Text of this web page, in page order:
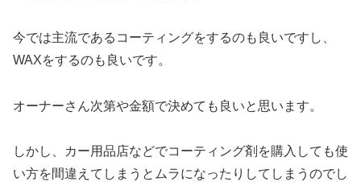
今では主流であるコーティングをするのも良いですし、
WAXをするのも良いです。
オーナーさん次第や金額で決めても良いと思います。
しかし、カー用品店などでコーティング剤を購入しても使
い方を間違えてしまうとムラになったりしてしまうのでし